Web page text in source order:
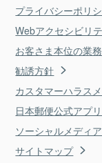
プライバシーポリ
Webアクセシビリ
お客さま本位の業
勧誘方針
カスタマーハラス
日本郵便公式アプ
ソーシャルメディア
サイトマップ